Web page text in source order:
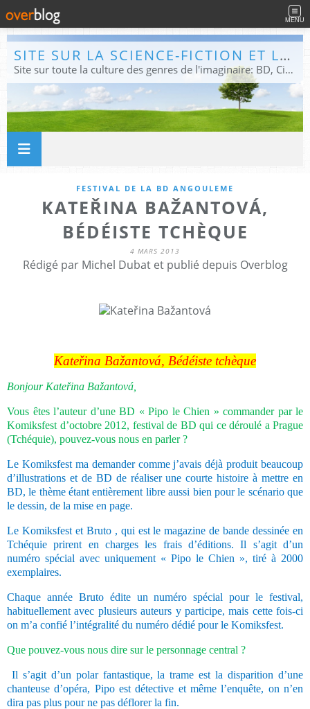
MENU
SITE SUR LA SCIENCE-FICTION ET LE FANTASTIQUE
Site sur toute la culture des genres de l'imaginaire: BD, Cinéma, Livre, Jeux, Théâtre. Présent dans les principaux festivals de film fantastique e de science-fiction, salons et conventions.
FESTIVAL DE LA BD ANGOULEME
KATEŘINA BAŽANTOVÁ,
BÉDÉISTE TCHÈQUE
4 MARS 2013
Rédigé par Michel Dubat et publié depuis Overblog
Kateřina Bažantová, Bédéiste tchèque
Bonjour Kateřina Bažantová,
Vous êtes l’auteur d’une BD « Pipo le Chien » commander par le
Komiksfest d’octobre 2012, festival de BD qui ce déroulé a Prague
(Tchéquie), pouvez-vous nous en parler ?
Le Komiksfest ma demander comme j’avais déjà produit beaucoup
d’illustrations et de BD de réaliser une courte histoire à mettre en
BD, le thème étant entièrement libre aussi bien pour le scénario que
le dessin, de la mise en page.
Le Komiksfest et Bruto , qui est le magazine de bande dessinée en
Tchéquie prirent en charges les frais d’éditions. Il s’agit d’un
numéro spécial avec uniquement « Pipo le Chien », tiré à 2000
exemplaires.
Chaque année Bruto édite un numéro spécial pour le festival,
habituellement avec plusieurs auteurs y participe, mais cette fois-ci
on m’a confié l’intégralité du numéro dédié pour le Komiksfest.
Que pouvez-vous nous dire sur le personnage central ?
Il s’agit d’un polar fantastique, la trame est la disparition d’une
chanteuse d’opéra, Pipo est détective et même l’enquête, on n’en
dira pas plus pour ne pas déflorer la fin.